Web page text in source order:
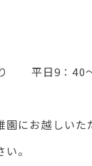
り 平日9：40
越しいただ
。